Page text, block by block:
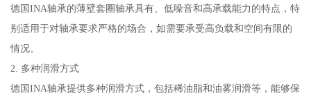
德国INA轴承的薄壁套圈轴承具有、低噪音和高承载能力的特点，特
别适用于对轴承要求严格的场合，如需要承受高负载和空间有限的
情况。
2. 多种润滑方式
德国INA轴承提供多种润滑方式，包括稀油脂和油雾润滑等，能够保